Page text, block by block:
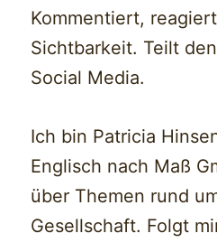
Kommentiert,
Sichtbarkeit. Teilt
Social Media.
Ich bin Patricia
Englisch nach Maß
über Themen rund
Gesellschaft. Folgt